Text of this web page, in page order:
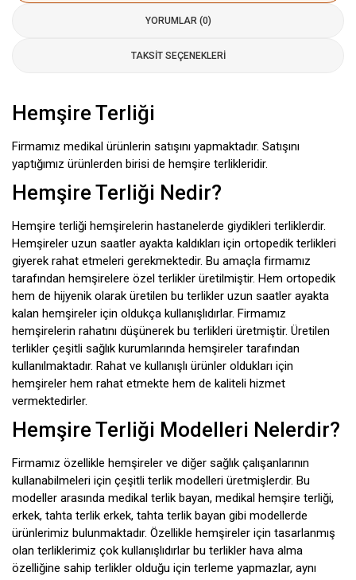
YORUMLAR (0)
TAKSIT SEÇENEKLERI
Hemşire Terliği
Firmamız medikal ürünlerin satışını yapmaktadır. Satışını
yaptığımız ürünlerden birisi de hemşire terlikleridir.
Hemşire Terliği Nedir?
Hemşire terliği hemşirelerin hastanelerde giydikleri terliklerdir.
Hemşireler uzun saatler ayakta kaldıkları için ortopedik terlikleri
giyerek rahat etmeleri gerekmektedir. Bu amaçla firmamız
tarafından hemşirelere özel terlikler üretilmiştir. Hem ortopedik
hem de hijyenik olarak üretilen bu terlikler uzun saatler ayakta
kalan hemşireler için oldukça kullanışlıdırlar. Firmamız
hemşirelerin rahatını düşünerek bu terlikleri üretmiştir. Üretilen
terlikler çeşitli sağlık kurumlarında hemşireler tarafından
kullanılmaktadır. Rahat ve kullanışlı ürünler oldukları için
hemşireler hem rahat etmekte hem de kaliteli hizmet
vermektedirler.
Hemşire Terliği Modelleri Nelerdir?
Firmamız özellikle hemşireler ve diğer sağlık çalışanlarının
kullanabilmeleri için çeşitli terlik modelleri üretmişlerdir. Bu
modeller arasında medikal terlik bayan, medikal hemşire terliği,
erkek, tahta terlik erkek, tahta terlik bayan gibi modellerde
ürünlerimiz bulunmaktadır. Özellikle hemşireler için tasarlanmış
olan terliklerimiz çok kullanışlıdırlar bu terlikler hava alma
özelliğine sahip terlikler olduğu için terleme yapmazlar, aynı